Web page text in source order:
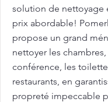
solution de nettoyage
prix abordable!
propose un grand
nettoyer les
conférence, les
restaurants, en
propreté impeccable